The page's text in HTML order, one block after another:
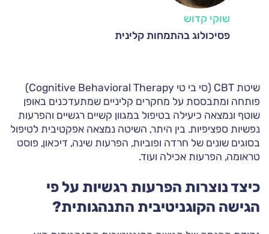
שוקי קדוש
פסיכולוג בהתמחות קלינית
שיטת CBT (סי בי טי Cognitive Behavioral Therapy)
פותחה ומתבססת על מחקרים קליניים שמתעדכנים באופן
שוטף ונמצאה כיעילה בטיפול במגוון קשיים רגשיים והפרעות
נפשיות ספציפיות. בין היתר, השיטה נמצאה אפקטיבית לטיפול
בסוגים שונים של חרדה ופוביות, הפרעות שינה, דיכאון, פוסט
טראומה, הפרעות אכילה ועוד.
כיצד נוצרות הפרעות רגשיות על פי
הגישה הקוגניטיבית התנהגותית?